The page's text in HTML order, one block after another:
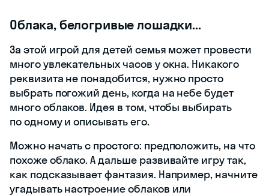
Облака, белогривые лошадки...
За этой игрой для детей семья может провести
много увлекательных часов у окна. Никакого
реквизита не понадобится, нужно просто
выбрать погожий день, когда на небе будет
много облаков. Идея в том, чтобы выбирать
по одному и описывать его.
Можно начать с простого: предположить, на что
похоже облако. А дальше развивайте игру так,
как подсказывает фантазия. Например, начните
угадывать настроение облаков или